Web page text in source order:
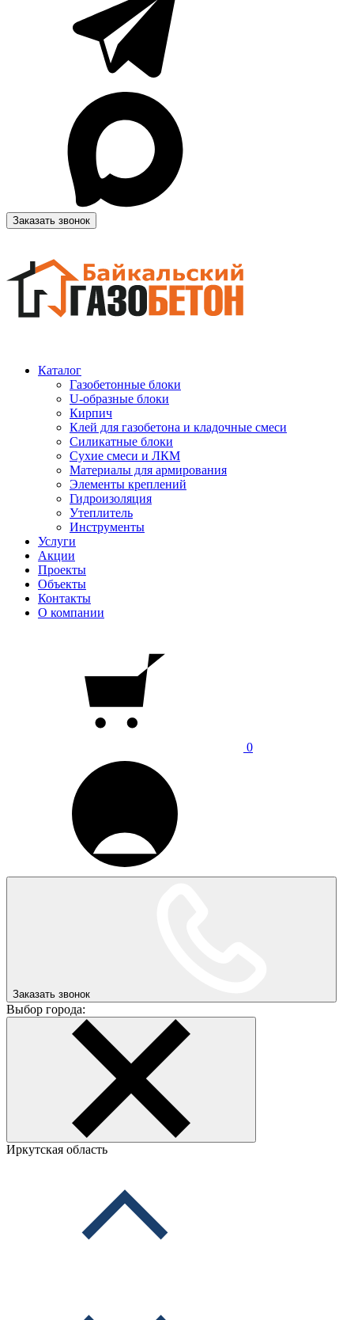
Заказать звонок
Каталог
Газобетонные блоки
U-образные блоки
Кирпич
Клей для газобетона и кладочные смеси
Силикатные блоки
Сухие смеси и ЛКМ
Материалы для армирования
Элементы креплений
Гидроизоляция
Утеплитель
Инструменты
Услуги
Акции
Проекты
Объекты
Контакты
О компании
0
Заказать звонок
Выбор города:
Иркутская область